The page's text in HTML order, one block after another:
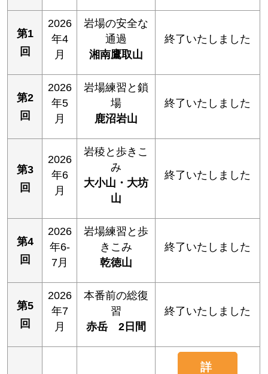
第1
回
2026
年4
月
岩場の安全な
通過
湘南鷹取山
終了いたしました
第2
回
2026
年5
月
岩場練習と鎖
場
鹿沼岩山
終了いたしました
第3
回
2026
年6
月
岩稜と歩きこ
み
大小山・大坊
山
終了いたしました
第4
回
2026
年6-
7月
岩場練習と歩
きこみ
乾徳山
終了いたしました
第5
回
2026
年7
月
本番前の総復
習
赤岳 2日間
終了いたしました
詳